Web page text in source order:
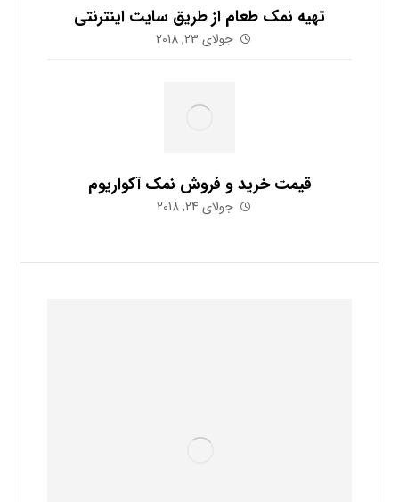
تهیه نمک طعام از طریق سایت اینترنتی
جولای 23, 2018
قیمت خرید و فروش نمک آکواریوم
جولای 24, 2018